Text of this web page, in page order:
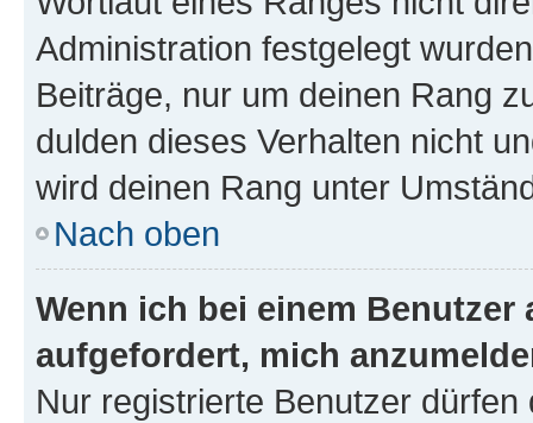
Administration festgelegt
Beiträge, nur um deinen Rang
dulden dieses Verhalten nicht
wird deinen Rang unter
Nach oben
Wenn ich bei einem
aufgefordert, mich
Nur registrierte Benutzer